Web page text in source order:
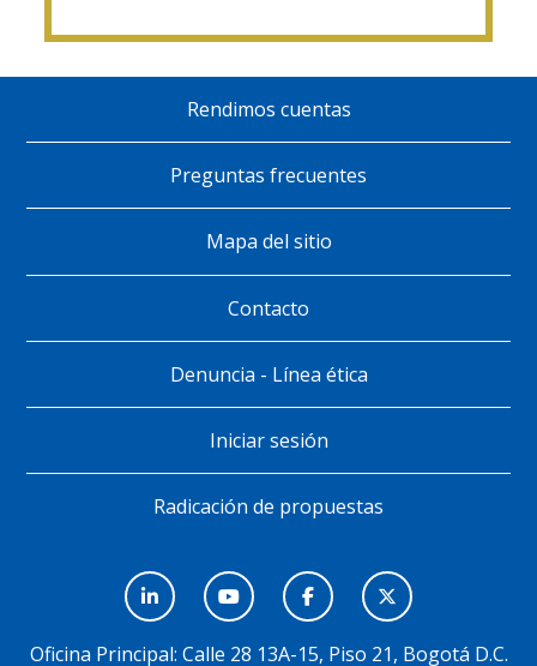
página
Rendimos cuentas
Preguntas frecuentes
Mapa del sitio
Contacto
Denuncia - Línea ética
Iniciar sesión
Radicación de propuestas
Oficina Principal: Calle 28 13A-15, Piso 21, Bogotá D.C.